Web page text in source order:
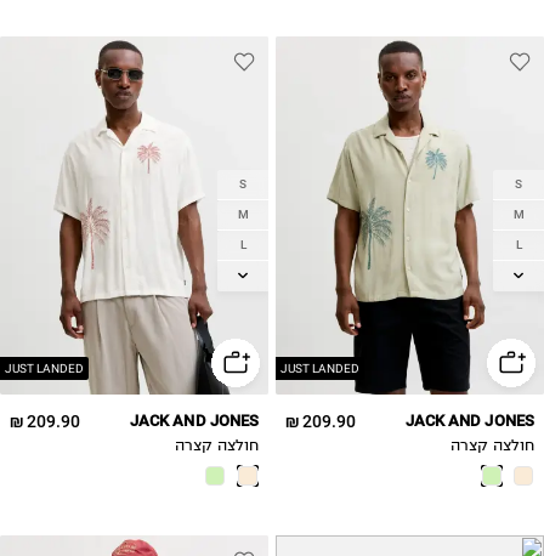
JUST LANDED
S
M
L
XL
209.90 ₪ JACK AND JONES
חולצה קצרה
JUST LANDED
S
M
L
XL
209.90 ₪ JACK AND JONES
חולצה קצרה